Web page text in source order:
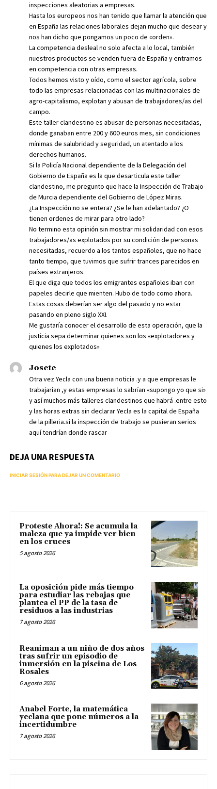
inspecciones aleatorias a empresas.
Hasta los europeos nos han tenido que llamar la atención que
en España las relaciones laborales dejan mucho que desear y
nos han dicho que pongamos un poco de «orden».
La competencia desleal no solo afecta a lo local, también
nuestros productos se venden fuera de España y entramos
en competencia con otras empresas.
Todos hemos visto y oído, como el sector agrícola, sobre
todo las empresas relacionadas con las multinacionales de
agro-capitalismo, explotan y abusan de trabajadores/as del
campo.
Este taller clandestino es abusar de personas necesitadas,
donde ganaban entre 200 y 600 euros mes, sin condiciones
mínimas de salubridad y seguridad, un atentado a los
derechos humanos.
Si la Policía Nacional dependiente de la Delegación del
Gobierno de España es la que desarticula este taller
clandestino, me pregunto que hace la Inspección de Trabajo
de Murcia dependiente del Gobierno de López Miras.
¿La Inspección no se entera? ¿Se le han adelantado? ¿O
tienen ordenes de mirar para otro lado?
No termino esta opinión sin mostrar mi solidaridad con esos
trabajadores/as explotados por su condición de personas
necesitadas, recuerdo a los tantos españoles, que no hace
tanto tiempo, que tuvimos que sufrir trances parecidos en
países extranjeros.
El que diga que todos los emigrantes españoles iban con
papeles decirle que mienten. Hubo de todo como ahora.
Estas cosas deberían ser algo del pasado y no estar
pasando en pleno siglo XXI.
Me gustaría conocer el desarrollo de esta operación, que la
justicia sepa determinar quienes son los «explotadores y
quienes los explotados»
Josete
Otra vez Yecla con una buena noticia .y a que empresas le
trabajarían ,y estas empresas lo sabrían «supongo yo que si»
y así muchos más talleres clandestinos que habrá .entre esto
y las horas extras sin declarar Yecla es la capital de España
de la pilleria.si la inspección de trabajo se pusieran serios
aquí tendrían donde rascar
DEJA UNA RESPUESTA
INICIAR SESIÓN PARA DEJAR UN COMENTARIO
Proteste Ahora!: Se acumula la
maleza que ya impide ver bien
en los cruces
5 agosto 2026
La oposición pide más tiempo
para estudiar las rebajas que
plantea el PP de la tasa de
residuos a las industrias
7 agosto 2026
Reaniman a un niño de dos años
tras sufrir un episodio de
inmersión en la piscina de Los
Rosales
6 agosto 2026
Anabel Forte, la matemática
yeclana que pone números a la
incertidumbre
7 agosto 2026